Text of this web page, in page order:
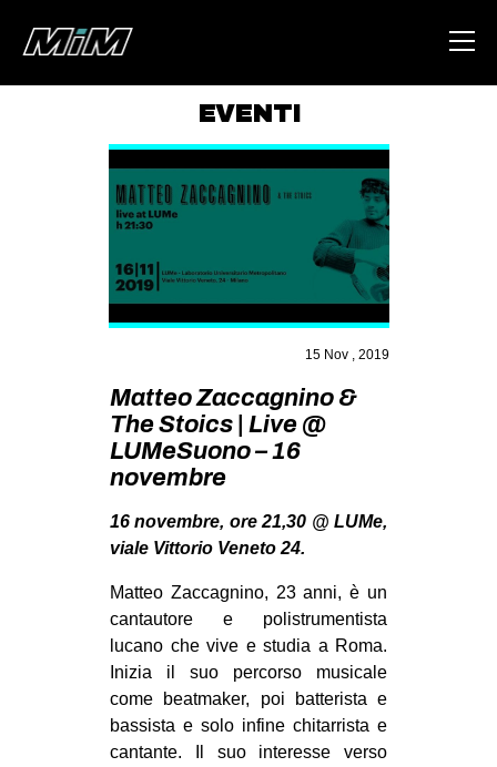
ABOUT
DEGENERAZIONE
CSOA LAMBRETTA
MSM
STUDENTI TSUNAMI
ZAM
MOBILITAZIONI
SPAZI
SPORT POPOLARE
MOVIMENTI
AMBIENTE
ANTIFASCISMO
EVENTI
15 Nov , 2019
Matteo Zaccagnino &
The Stoics | Live @
LUMeSuono – 16
novembre
16 novembre, ore 21,30 @ LUMe,
viale Vittorio Veneto 24.
Matteo Zaccagnino, 23 anni, è un
cantautore e polistrumentista
lucano che vive e studia a Roma.
Inizia il suo percorso musicale
come beatmaker, poi batterista e
bassista e solo infine chitarrista e
cantante. Il suo interesse verso